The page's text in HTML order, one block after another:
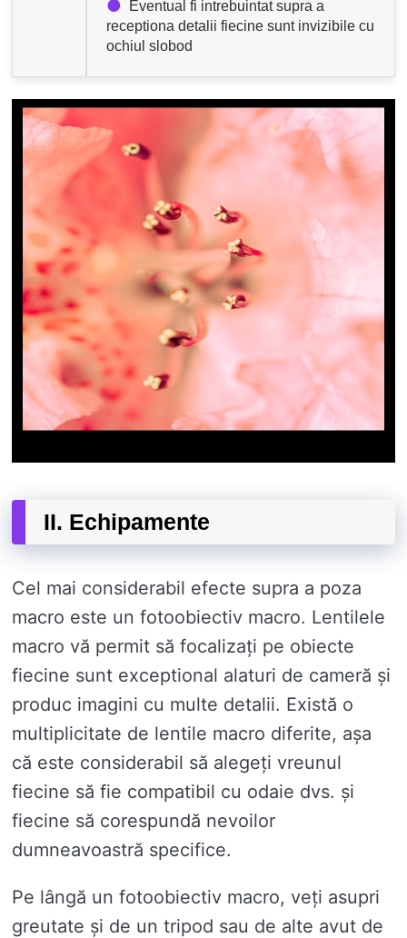
Eventual fi intrebuintat supra a
receptiona detalii fiecine sunt invizibile cu
ochiul slobod
II. Echipamente
Cel mai considerabil efecte supra a poza
macro este un fotoobiectiv macro. Lentilele
macro vă permit să focalizați pe obiecte
fiecine sunt exceptional alaturi de cameră și
produc imagini cu multe detalii. Există o
multiplicitate de lentile macro diferite, așa
că este considerabil să alegeți vreunul
fiecine să fie compatibil cu odaie dvs. și
fiecine să corespundă nevoilor
dumneavoastră specifice.
Pe lângă un fotoobiectiv macro, veți asupri
greutate și de un tripod sau de alte avut de